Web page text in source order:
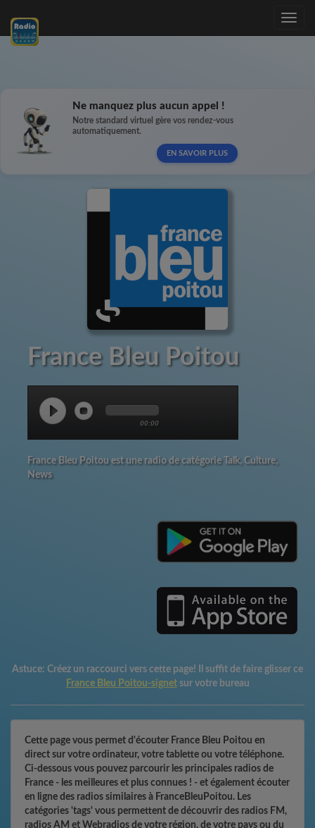
Toggle
Ne manquez plus aucun appel !
Notre standard virtuel gère vos rendez-vous
automatiquement.
EN SAVOIR PLUS
France Bleu Poitou
00:00
France Bleu Poitou est une radio de catégorie Talk, Culture,
News
Astuce: Créez un raccourci vers cette page! Il suffit de faire glisser ce
France Bleu Poitou-signet sur votre bureau
Cette page vous permet d'écouter France Bleu Poitou en
direct sur votre ordinateur, votre tablette ou votre téléphone.
Ci-dessous vous pouvez parcourir les principales radios de
France - les meilleures et plus connues ! - et également écouter
en ligne des radios similaires à FranceBleuPoitou. Les
catégories 'tags' vous permettent de découvrir des radios FM,
radios AM et Webradios de votre région, de votre pays ou du